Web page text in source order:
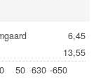
6,45
13,55
50 630 -650